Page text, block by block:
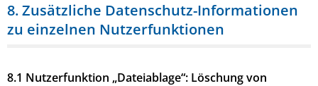
8. Zusätzliche Datenschutz-Informationen
zu einzelnen Nutzerfunktionen
8.1 Nutzerfunktion „Dateiablage“: Löschung von